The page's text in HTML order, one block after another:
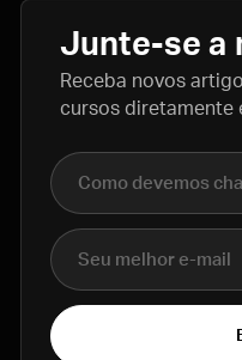
Junte-se a
Receba novos
cursos diretamente
Nome completo
E-mail